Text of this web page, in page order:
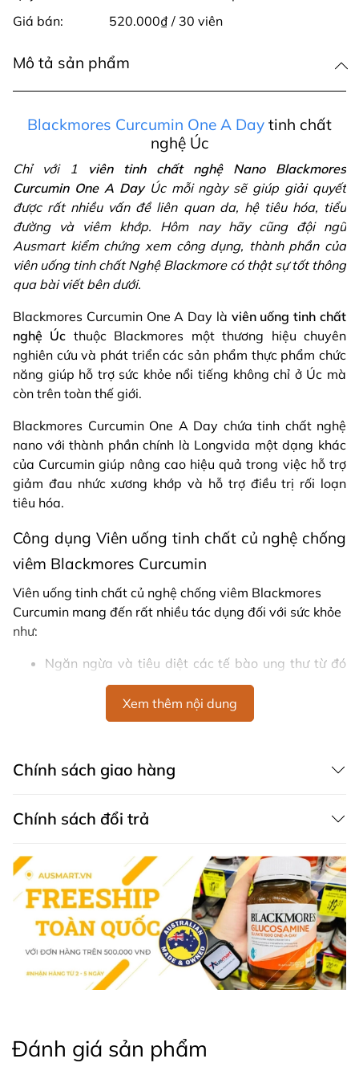
Giá bán:
520.000₫ / 30 viên
Mô tả sản phẩm
Blackmores Curcumin One A Day tinh chất
nghệ Úc
Chỉ với 1 viên tinh chất nghệ Nano Blackmores
Curcumin One A DayÚc mỗi ngày sẽ giúp giải quyết
được rất nhiều vấn đề liên quan da, hệ tiêu hóa, tiểu
đường và viêm khớp. Hôm nay hãy cũng đội ngũ
Ausmart kiểm chứng xem công dụng, thành phần của
viên uống tinh chất Nghệ Blackmore có thật sự tốt thông
qua bài viết bên dưới.
Blackmores Curcumin One A Day là viên uống tinh chất
nghệ Úc thuộc Blackmores một thương hiệu chuyên
nghiên cứu và phát triển các sản phẩm thực phẩm chức
năng giúp hỗ trợ sức khỏe nổi tiếng không chỉ ở Úc mà
còn trên toàn thế giới.
Blackmores Curcumin One A Day chứa tinh chất nghệ
nano với thành phần chính là Longvida một dạng khác
của Curcumin giúp nâng cao hiệu quả trong việc hỗ trợ
giảm đau nhức xương khớp và hỗ trợ điều trị rối loạn
tiêu hóa.
Công dụng Viên uống tinh chất củ nghệ chống
viêm Blackmores Curcumin
Viên uống tinh chất củ nghệ chống viêm Blackmores
Curcumin mang đến rất nhiều tác dụng đối với sức khỏe
như:
Ngăn ngừa và tiêu diệt các tế bào ung thư từ đó
ngăn ngừa và phòng tránh ung thư ruột kết
hoặc ung thư vú.
Hỗ trợ làm giảm các triệu chứng của bệnh viêm
vận động một cách linh hoạt hơn.
Cân bằng đường huyết, hỗ trợ điều trị bệnh tiểu
giảm tình trạng nhiễm trùng vết thương thường
Giảm hàm lượng cholesterol xấu trong máu, từ đó
hỗ trợ ngăn ngừa tình trạng mỡ máu, bệnh tim
mạch.
Hỗ trợ điều trị rối loạn tiêu hóa, ăn không tiêu.
Hoạt chất ipopolysaccharide có trongviên uống
Blackmores Curcumin One A Daygiúp tăng cường
sức đề kháng, hỗ trợ ngăn ngừa và phóng chống
tác hại của vi rút, vi khuẩn, bên cạnh đó thì tinh
Giúp phân hủy các chất béo trong chế độ ăn hàng
Xem thêm nội dung
Chính sách giao hàng
Chính sách đổi trả
Đánh giá sản phẩm